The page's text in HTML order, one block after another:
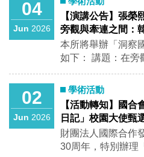
尚有1學分課程：
（二），可選修以湊足3學分
任何疑問，歡迎與
至8月5日（星期三） 中文研習營 2026年8
日（星期四）至8月7日
基金會國際會議中心
止日期 2026年7月17日
事務、公共政策、
興趣的青年朋友踴
滿為止，敬請及早完
營中、英文暫訂課
期待！) 報名連結
的同學把握機會報名！ 請有意願的同學
前 與所辦聯繫或
will discuss
of Swedish
measurement
findings. ※全程參與者，可認證本所多元學習
護照1場！
3010-1 語言：中文 活動亮點： 本次演講將以
漫談方式碰觸實用
講者跨學政及跨國
知途徑上的瓶頸。 ※本講座可認證多元學習護
照1場！ 歡迎
04
Jun 2026
【演講公告】張
旁觀與牽連之間：
危機想像與政策選
本所將舉辦「洞察
如下： 講題：在旁觀與牽連之間：韓國「台灣
張榮熙 Young-
亞問題研究院臺灣
任） 時間：2026年6月4日（四）18：45-20：
45 地點：政治所演講廳（社SS 3010-2） 語
言：中文 活動亮點： 「台灣有事即日本有事」
牽動東亞局勢，本
02
Jun 2026
學術活動
【活動轉知】國合
日記」校園大使甄
財團法人國際合作
30周年，特別辦理